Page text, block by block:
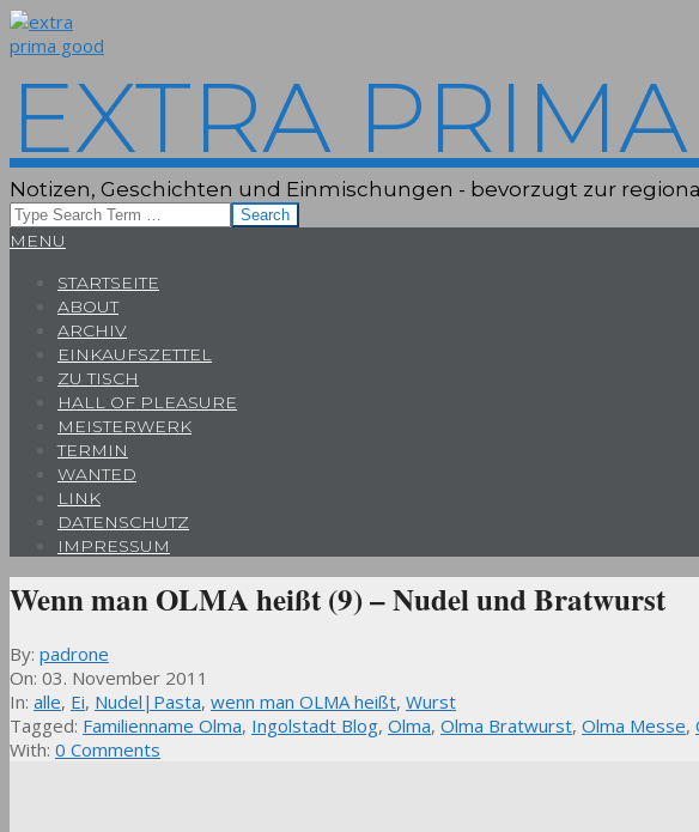
Skip
to
EXTRA
Notizen, Geschichten und Einmischungen - bevorzugt zur
Search
Primary
MENU
STARTSEITE
ABOUT
ARCHIV
EINKAUFSZETTEL
ZU TISCH
HALL OF PLEASURE
MEISTERWERK
TERMIN
WANTED
LINK
DATENSCHUTZ
IMPRESSUM
Wenn man OLMA heißt (9) – Nudel und Bratwurst
By: padrone
On: 03. November 2011
In: alle, Ei, Nudel|Pasta, wenn man OLMA heißt, Wurst
Tagged: Familienname Olma, Ingolstadt Blog, Olma, Olma Bratwurst, Olma Messe,
With: 0 Comments